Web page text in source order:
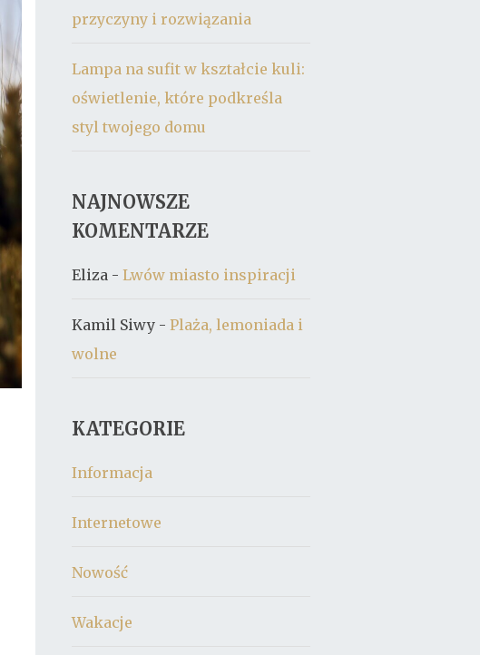
przyczyny i rozwiązania
Lampa na sufit w kształcie kuli:
oświetlenie, które podkreśla
styl twojego domu
NAJNOWSZE
KOMENTARZE
Eliza -Lwów miasto inspiracji
Kamil Siwy -Plaża, lemoniada i
wolne
KATEGORIE
Informacja
Internetowe
Nowość
Wakacje